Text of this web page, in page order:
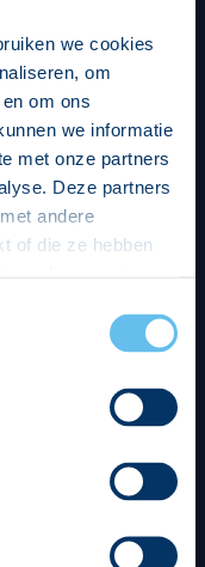
we cookies
om
om ons
we informatie
met onze partners
Deze partners
andere
of die ze hebben
je toestemming
pagina.